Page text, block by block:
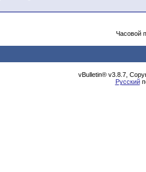
Часовой
vBulletin® v3.8.7,
Русский